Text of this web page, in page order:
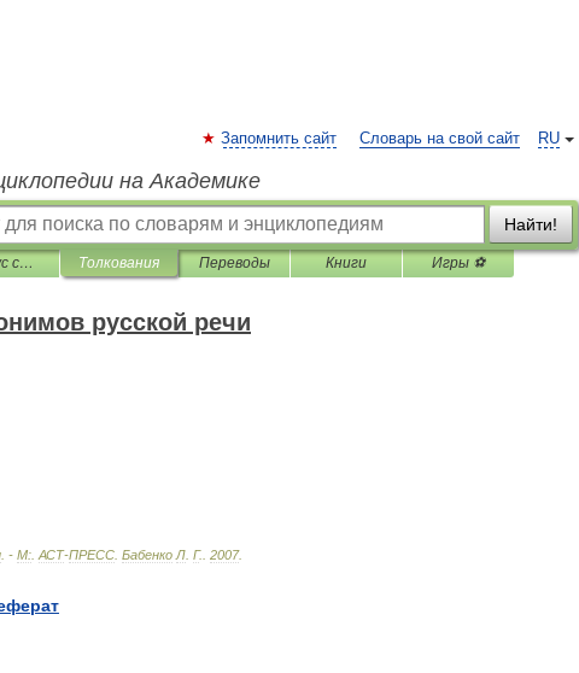
RU
Запомнить сайт Словарь на свой сайт
на Академике
Найти!
Словарь-тезаурус синонимов русской речи Толкования Переводы Книги Игры ⚽
русской речи
. - М: АСТ-ПРЕСС Бабенко Л Г. 2007.